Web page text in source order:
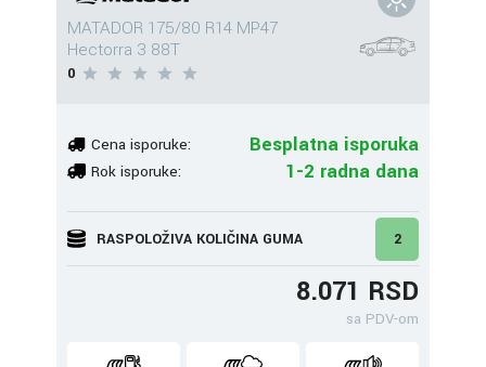
MATADOR 175/80 R14 MP47
Hectorra 3 88T
0
Cena isporuke: Besplatna isporuka
Rok isporuke: 1-2 radna dana
RASPOLOŽIVA KOLIČINA GUMA 2
8.071 RSD
sa PDV-om